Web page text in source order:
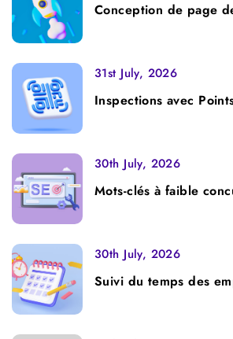
Conception de page
31st July, 2026
Inspections avec
30th July, 2026
Mots-clés à faible
30th July, 2026
Suivi du temps des